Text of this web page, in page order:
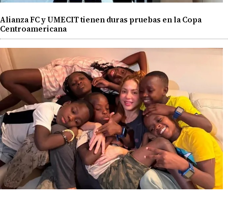
Alianza FC y UMECIT tienen duras pruebas en la Copa
Centroamericana